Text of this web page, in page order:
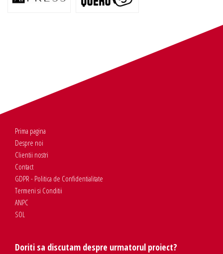
Prima pagina
Despre noi
Clientii nostri
Contact
GDPR - Politica de Confidentialitate
Termeni si Conditii
ANPC
SOL
Doriti sa discutam despre urmatorul proiect?